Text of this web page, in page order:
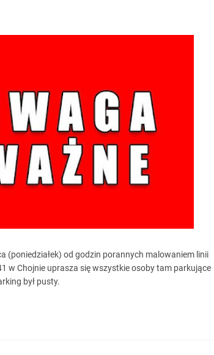
(poniedziałek) od godzin porannych malowaniem linii
w Chojnie uprasza się wszystkie osoby tam parkujące
był pusty.